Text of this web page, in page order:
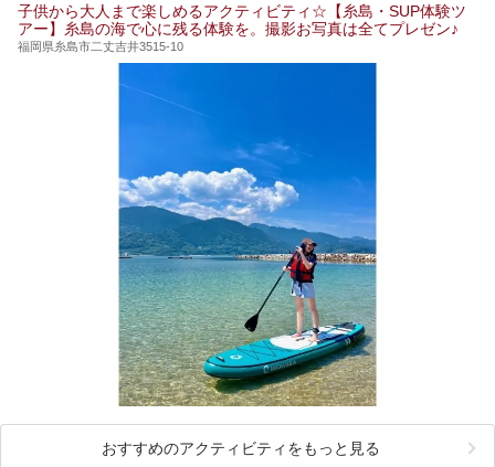
子供から大人まで楽しめるアクティビティ☆【糸島・SUP体験ツ
アー】糸島の海で心に残る体験を。撮影お写真は全てプレゼン♪
福岡県糸島市二丈吉井3515-10
おすすめのアクティビティをもっと見る